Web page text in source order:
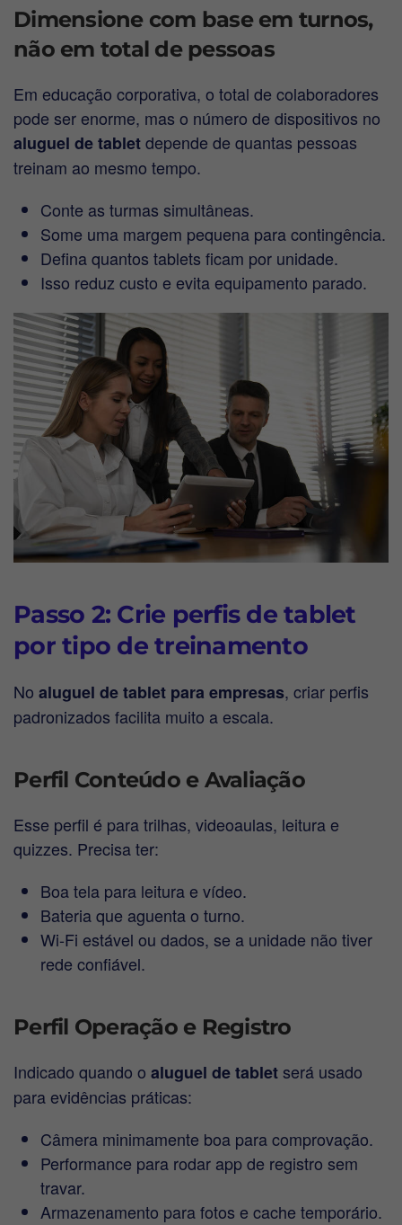
Dimensione com base em turnos,
não em total de pessoas
Em educação corporativa, o total de colaboradores
pode ser enorme, mas o número de dispositivos no
aluguel de tabletdepende de quantas pessoas
treinam ao mesmo tempo.
Conte as turmas simultâneas.
Some uma margem pequena para contingência.
Defina quantos tablets ficam por unidade.
Isso reduz custo e evita equipamento parado.
Passo 2: Crie perfis de tablet
por tipo de treinamento
No aluguel de tablet para empresas, criar perfis
padronizados facilita muito a escala.
Perfil Conteúdo e Avaliação
Esse perfil é para trilhas, videoaulas, leitura e
quizzes. Precisa ter:
Boa tela para leitura e vídeo.
Bateria que aguenta o turno.
Wi-Fi estável ou dados, se a unidade não tiver
rede confiável.
Perfil Operação e Registro
Indicado quando o aluguel de tabletserá usado
para evidências práticas:
Câmera minimamente boa para comprovação.
Performance para rodar app de registro sem
travar.
Armazenamento para fotos e cache temporário.